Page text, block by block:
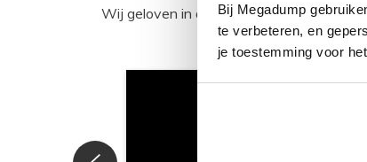
Bij Megadump
te verbeteren, en
je toestemming voor
Wij geloven in de kracht van delen. Deel